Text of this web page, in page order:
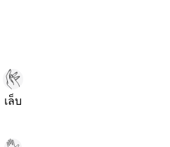
เล็บ